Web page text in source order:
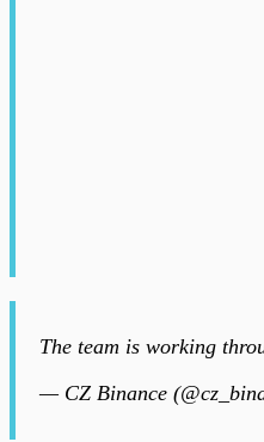
The team is working
— CZ Binance